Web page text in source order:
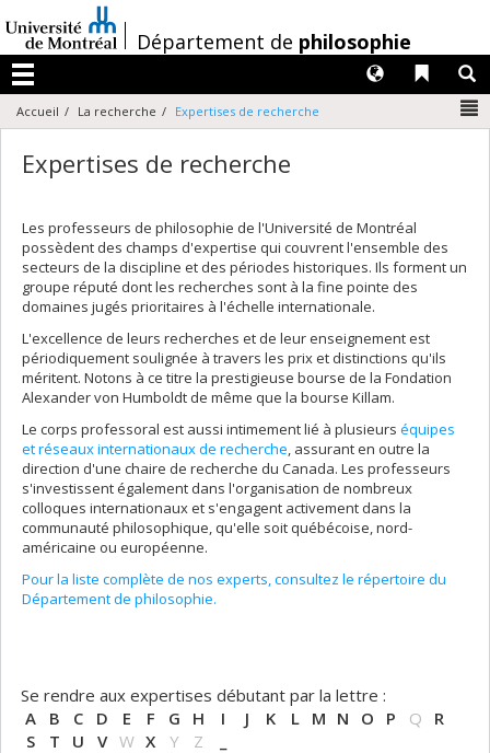
au
contenu
/Département de philosophie
Menu
Liens
Langues
Accueil La recherche Expertises de recherche
Expertises de recherche
Les professeurs de philosophie de l'Université de Montréal
possèdent des champs d'expertise qui couvrent l'ensemble des
secteurs de la discipline et des périodes historiques. Ils forment un
groupe réputé dont les recherches sont à la fine pointe des
domaines jugés prioritaires à l'échelle internationale.
L'excellence de leurs recherches et de leur enseignement est
périodiquement soulignée à travers les prix et distinctions qu'ils
méritent. Notons à ce titre la prestigieuse bourse de la Fondation
Alexander von Humboldt de même que la bourse Killam.
Le corps professoral est aussi intimement lié à plusieurs équipes
et réseaux internationaux de recherche, assurant en outre la
direction d'une chaire de recherche du Canada. Les professeurs
s'investissent également dans l'organisation de nombreux
colloques internationaux et s'engagent activement dans la
communauté philosophique, qu'elle soit québécoise, nord-
américaine ou européenne.
Pour la liste complète de nos experts, consultez le répertoire du
Département de philosophie.
Se rendre aux expertises débutant par la lettre :
A
B C D E F G H I J K L M N O P Q
R
S
T U V W X Y Z